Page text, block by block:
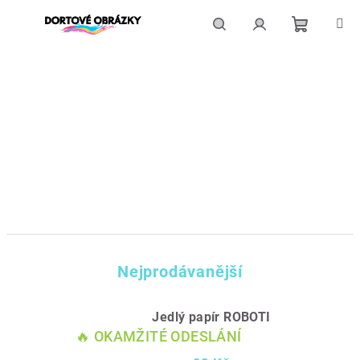
Nejprodávanější
Jedlý papír ROBOTI
🔥 OKAMŽITÉ ODESLÁNÍ